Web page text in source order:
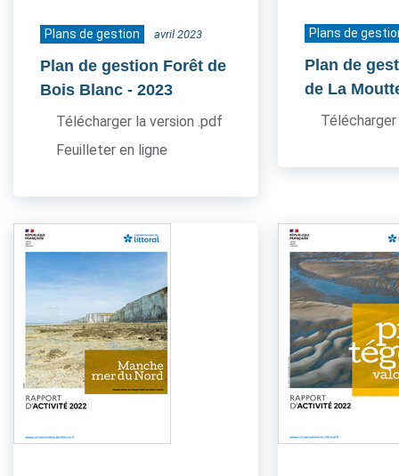
Plans de gestion avril 2023
Plan de gestion Forêt de
Bois Blanc - 2023
Télécharger la version .pdf
Feuilleter en ligne
Plans de
Plan de
de La